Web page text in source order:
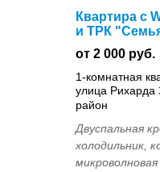
Квартира с
и ТРК
от 2 000 руб.
1-комнатная
улица Рихарда
район
Двуспальная
холодильник,